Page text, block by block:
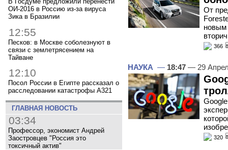
ОИ-2016 в Россию из-за вируса
Зика в Бразилии
12:55
Песков: в Москве соболезнуют в
связи с землетрясением на
Тайване
12:10
Посол России в Египте рассказал о
расследовании катастрофы A321
ГЛАВНАЯ НОВОСТЬ
03:34
Профессор, экономист Андрей
Заостровцев "Россия это
токсичный актив"
От
новым
366
НАУКА — 18:47 — 29
320